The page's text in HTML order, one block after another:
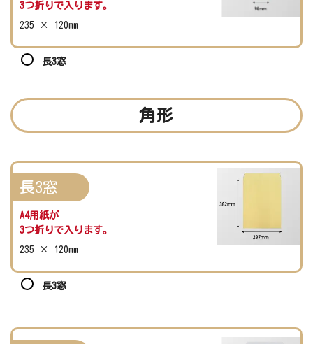
3つ折りで入ります。
235 × 120mm
長3窓
角形
長3窓
A4用紙が
3つ折りで入ります。
235 × 120mm
長3窓